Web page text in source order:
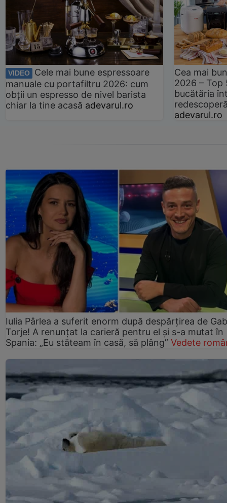
VIDEO
Cele mai bune espressoare
manuale cu portafiltru 2026: cum
obții un espresso de nivel barista
chiar la tine acasă adevarul.ro
Cea mai
2026 –
bucătăria
adevarul.ro
Iulia Pârlea a suferit enorm după despărțirea de
Torje! A renunțat la carieră pentru el și s-a mutat în
Spania: „Eu stăteam în casă, să plâng” Vedete